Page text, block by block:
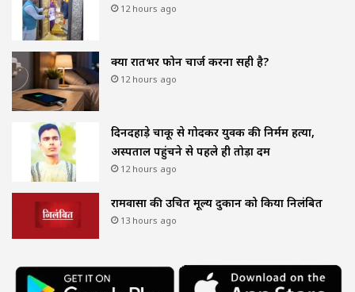
12 hours ago
क्या रातभर फोन चार्ज करना सही है?
12 hours ago
दिनदहाड़े चाकू से गोदकर युवक की निर्मम हत्या,
अस्पताल पहुंचने से पहले ही तोड़ा दम
12 hours ago
रामवासा की उचित मूल्य दुकान को किया निलंबित
13 hours ago